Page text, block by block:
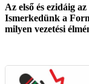
Az első és ezidáig
Ismerkedünk a
milyen vezetési